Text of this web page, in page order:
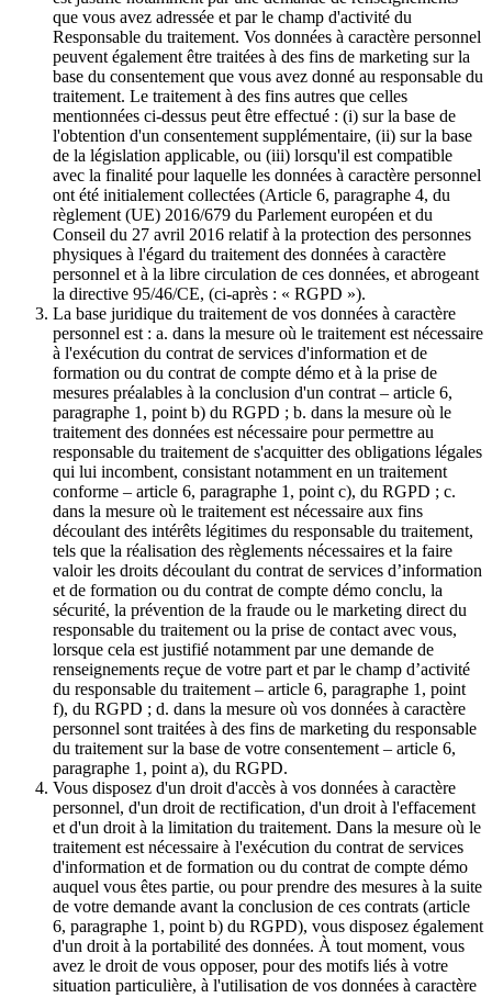
que vous avez adressée et par le champ d'activité du
Responsable du traitement. Vos données à caractère personnel
peuvent également être traitées à des fins de marketing sur la
base du consentement que vous avez donné au responsable du
traitement. Le traitement à des fins autres que celles
mentionnées ci-dessus peut être effectué : (i) sur la base de
l'obtention d'un consentement supplémentaire, (ii) sur la base
de la législation applicable, ou (iii) lorsqu'il est compatible
avec la finalité pour laquelle les données à caractère personnel
ont été initialement collectées (Article 6, paragraphe 4, du
règlement (UE) 2016/679 du Parlement européen et du
Conseil du 27 avril 2016 relatif à la protection des personnes
physiques à l'égard du traitement des données à caractère
personnel et à la libre circulation de ces données, et abrogeant
la directive 95/46/CE, (ci-après : « RGPD »).
La base juridique du traitement de vos données à caractère
personnel est : a. dans la mesure où le traitement est nécessaire
à l'exécution du contrat de services d'information et de
formation ou du contrat de compte démo et à la prise de
mesures préalables à la conclusion d'un contrat – article 6,
paragraphe 1, point b) du RGPD ; b. dans la mesure où le
traitement des données est nécessaire pour permettre au
responsable du traitement de s'acquitter des obligations légales
qui lui incombent, consistant notamment en un traitement
conforme – article 6, paragraphe 1, point c), du RGPD ; c.
dans la mesure où le traitement est nécessaire aux fins
découlant des intérêts légitimes du responsable du traitement,
tels que la réalisation des règlements nécessaires et la faire
valoir les droits découlant du contrat de services d’information
et de formation ou du contrat de compte démo conclu, la
sécurité, la prévention de la fraude ou le marketing direct du
responsable du traitement ou la prise de contact avec vous,
lorsque cela est justifié notamment par une demande de
renseignements reçue de votre part et par le champ d’activité
du responsable du traitement – article 6, paragraphe 1, point
f), du RGPD ; d. dans la mesure où vos données à caractère
personnel sont traitées à des fins de marketing du responsable
du traitement sur la base de votre consentement – article 6,
paragraphe 1, point a), du RGPD.
Vous disposez d'un droit d'accès à vos données à caractère
personnel, d'un droit de rectification, d'un droit à l'effacement
et d'un droit à la limitation du traitement. Dans la mesure où le
traitement est nécessaire à l'exécution du contrat de services
d'information et de formation ou du contrat de compte démo
auquel vous êtes partie, ou pour prendre des mesures à la suite
de votre demande avant la conclusion de ces contrats (article
6, paragraphe 1, point b) du RGPD), vous disposez également
d'un droit à la portabilité des données. À tout moment, vous
avez le droit de vous opposer, pour des motifs liés à votre
situation particulière, à l'utilisation de vos données à caractère